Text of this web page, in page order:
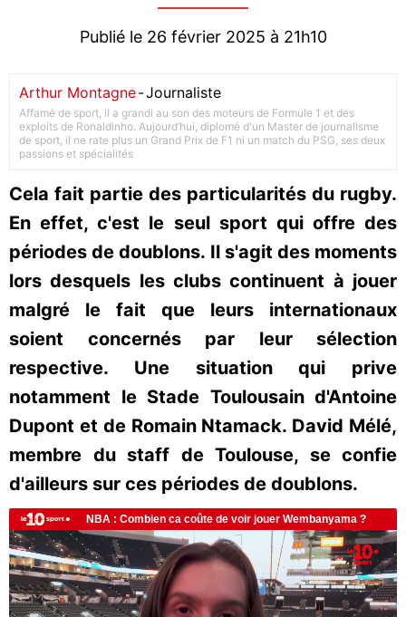
Publié le 26 février 2025 à 21h10
Arthur Montagne-Journaliste
Affamé de sport, il a grandi au son des moteurs de Formule 1 et des
exploits de Ronaldinho. Aujourd’hui, diplomé d'un Master de journalisme
de sport, il ne rate plus un Grand Prix de F1 ni un match du PSG, ses deux
passions et spécialités
Cela fait partie des particularités du rugby.
En effet, c'est le seul sport qui offre des
périodes de doublons. Il s'agit des moments
lors desquels les clubs continuent à jouer
malgré le fait que leurs internationaux
soient concernés par leur sélection
respective. Une situation qui prive
notamment le Stade Toulousain d'Antoine
Dupont et de Romain Ntamack. David Mélé,
membre du staff de Toulouse, se confie
d'ailleurs sur ces périodes de doublons.